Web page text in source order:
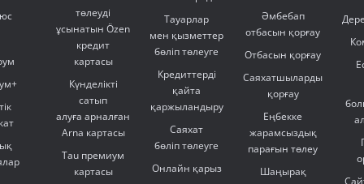
төлеуді
ұсынатын Özen
кредит
картасы
Күнделікті
сатып
алуға арналған
Arna картасы
Tau премиум
картасы
Тауарлар
мен қызметтер
бөліп төлеуге
Кредиттерді
қайта
қаржыландыру
Саяхат
бөліп төлеуге
Онлайн қарыз
Әмбебап
отбасын қорғау
Отбасын қорғау
Саяхатшыларды
қорғау
Еңбекке
жарамсыздық
парағын төлеу
Шаңырақ